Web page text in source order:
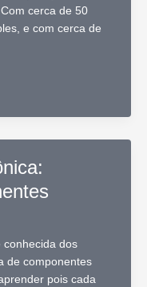
cerca de 50
e com cerca de
conhecida dos
de componentes
pois cada